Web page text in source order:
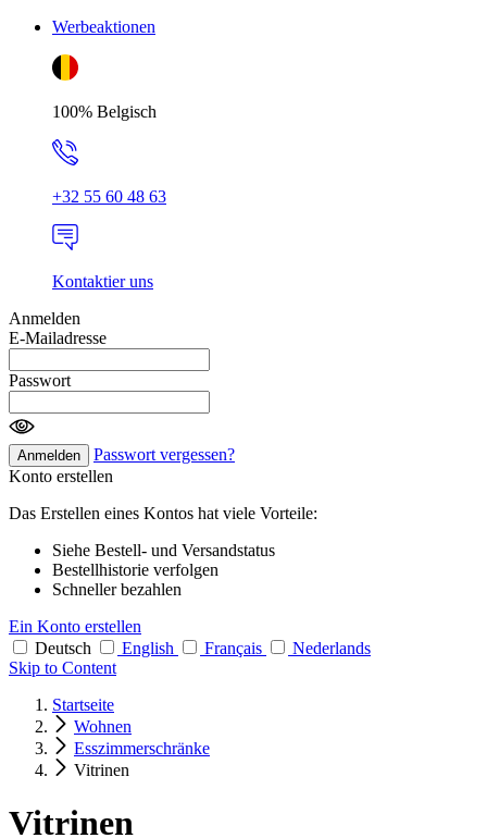
Werbeaktionen
100% Belgisch
+32 55 60 48 63
Kontaktier uns
Anmelden
E-Mailadresse
Passwort
Anmelden
Passwort vergessen?
Konto erstellen
Das Erstellen eines Kontos hat viele Vorteile:
Siehe Bestell- und Versandstatus
Bestellhistorie verfolgen
Schneller bezahlen
Ein Konto erstellen
Deutsch
English Français
Nederlands
Skip to Content
Startseite
Wohnen
Esszimmerschränke
Vitrinen
Vitrinen